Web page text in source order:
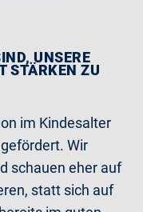
UNSERE
STÄRKEN ZU
im Kindesalter
Wir
schauen eher auf
statt sich auf